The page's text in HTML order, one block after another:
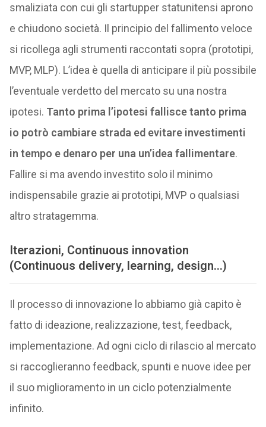
smaliziata con cui gli startupper statunitensi aprono
e chiudono società. Il principio del fallimento veloce
si ricollega agli strumenti raccontati sopra (prototipi,
MVP, MLP). L’idea è quella di anticipare il più possibile
l’eventuale verdetto del mercato su una nostra
ipotesi. Tanto prima l’ipotesi fallisce tanto prima
io potrò cambiare strada ed evitare investimenti
in tempo e denaro per una un’idea fallimentare.
Fallire si ma avendo investito solo il minimo
indispensabile grazie ai prototipi, MVP o qualsiasi
altro stratagemma.
Iterazioni, Continuous innovation
(Continuous delivery, learning, design…)
Il processo di innovazione lo abbiamo già capito è
fatto di ideazione, realizzazione, test, feedback,
implementazione. Ad ogni ciclo di rilascio al mercato
si raccoglieranno feedback, spunti e nuove idee per
il suo miglioramento in un ciclo potenzialmente
infinito.